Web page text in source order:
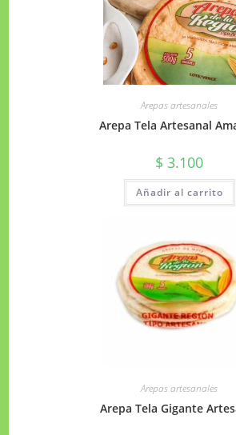
Arepas artesanales
Arepa Tela Artesanal
$ 3.100
Añadir al carrito
Arepas artesanales
Arepa Tela Gigante